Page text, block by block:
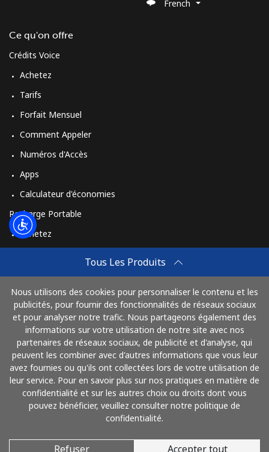
Tous Les Produits
Nous utilisons des cookies pour personnaliser le contenu et les
publicités, pour fournir des fonctionnalités de réseaux sociaux
et pour analyser notre trafic. Nous partageons également des
informations sur votre utilisation de notre site avec nos
partenaires de réseaux sociaux, de publicité et d'analyse, qui
peuvent les combiner avec d'autres informations que vous leur
avez fournies ou qu'ils ont collectées lors de votre utilisation de
leur service. Pour en savoir plus sur nos pratiques en matière de
confidentialité et sur les autres choix ou droits dont vous
pouvez bénéficier, veuillez consulter notre politique de
confidentialité.
Refuser Accepter tout
Ce qu'on offre
Crédits Voice
Achetez
Tarifs
Forfait Mensuel
Comment Appeler
Numéros d'Accès
Apps
Calculateur d'économies
Recharge Portable
Achetez
Achetez
Mode de fonctionnement
French
Payez avec